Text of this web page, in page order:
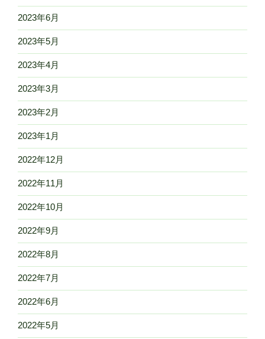
2023年6月
2023年5月
2023年4月
2023年3月
2023年2月
2023年1月
2022年12月
2022年11月
2022年10月
2022年9月
2022年8月
2022年7月
2022年6月
2022年5月